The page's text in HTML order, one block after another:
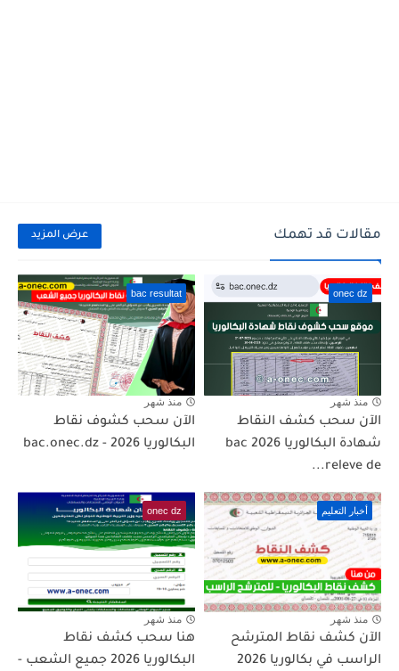
مقالات قد تهمك عرض المزيد
onec dz
منذ شهر
الآن سحب كشف النقاط
شهادة البكالوريا 2026 bac
releve de...
bac resultat
منذ شهر
الآن سحب كشوف نقاط
البكالوريا 2026 - bac.onec.dz
أخبار التعليم
منذ شهر
الآن كشف نقاط المترشح
الراسب في بكالوريا 2026
onec dz
منذ شهر
هنا سحب كشف نقاط
البكالوريا 2026 جميع الشعب -